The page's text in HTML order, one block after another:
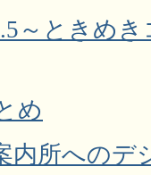
～ときめ
め
内所への